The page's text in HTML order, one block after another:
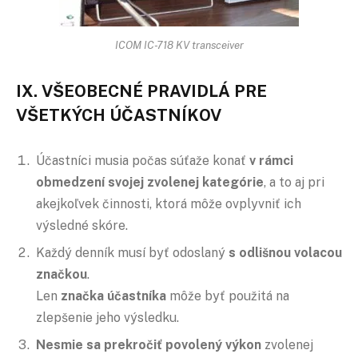
ICOM IC-718 KV transceiver
IX. VŠEOBECNÉ PRAVIDLÁ PRE
VŠETKÝCH ÚČASTNÍKOV
Účastníci musia počas súťaže konať v rámci
obmedzení svojej zvolenej kategórie, a to aj pri
akejkoľvek činnosti, ktorá môže ovplyvniť ich
výsledné skóre.
Každý denník musí byť odoslaný s odlišnou volacou
značkou.
Len značka účastníka môže byť použitá na
zlepšenie jeho výsledku.
Nesmie sa prekročiť povolený výkon zvolenej